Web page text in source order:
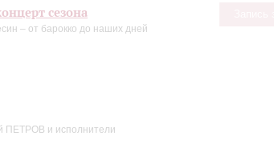
сезона
– от барокко до наших дней
ПЕТРОВ и исполнители